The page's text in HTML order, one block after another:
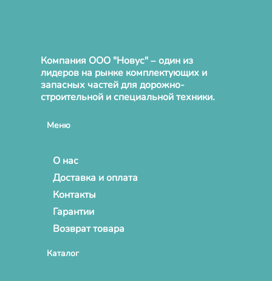
Компания ООО "Новус" – один из
лидеров на рынке комплектующих и
запасных частей для дорожно-
строительной и специальной техники.
Меню
О нас
Доставка и оплата
Контакты
Гарантии
Возврат товара
Каталог